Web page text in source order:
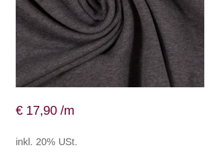
€ 17,90 /m
inkl. 20% USt.